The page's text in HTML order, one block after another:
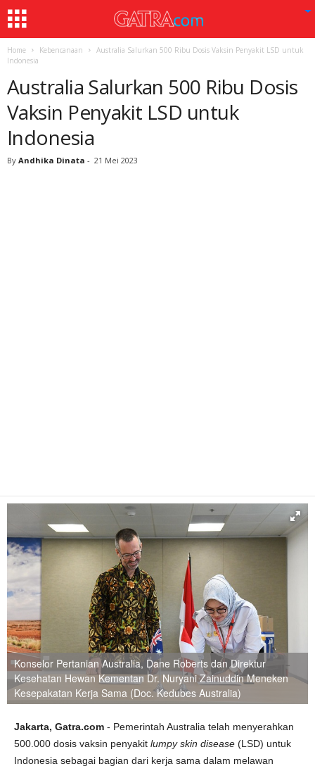
Home Kebencanaan
Australia Salurkan 500 Ribu Dosis Vaksin Penyakit LSD untuk
Indonesia
Australia Salurkan 500 Ribu Dosis
Vaksin Penyakit LSD untuk
Indonesia
By Andhika Dinata - 21 Mei 2023
Konselor Pertanian Australia, Dane Roberts dan Direktur
Kesehatan Hewan Kementan Dr. Nuryani Zainuddin Meneken
Kesepakatan Kerja Sama (Doc. Kedubes Australia)
Jakarta, Gatra.com - Pemerintah Australia telah menyerahkan
500.000 dosis vaksin penyakit lumpy skin disease (LSD) untuk
Indonesia sebagai bagian dari kerja sama dalam melawan